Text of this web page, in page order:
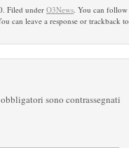
Filed under O3News. You can follow
can leave a response or trackback to
sono contrassegnati